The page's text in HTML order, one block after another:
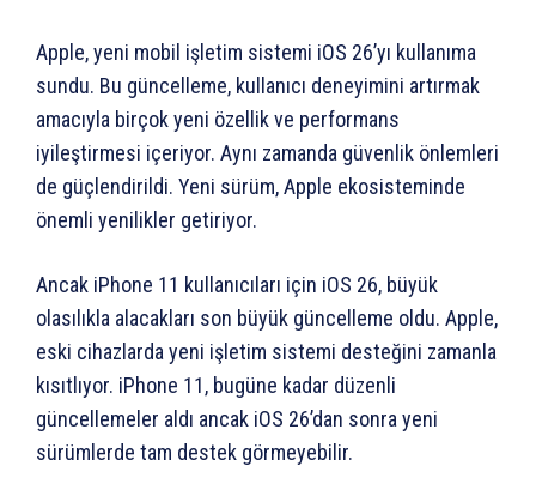
Apple, yeni mobil işletim sistemi iOS 26’yı kullanıma
sundu. Bu güncelleme, kullanıcı deneyimini artırmak
amacıyla birçok yeni özellik ve performans
iyileştirmesi içeriyor. Aynı zamanda güvenlik önlemleri
de güçlendirildi. Yeni sürüm, Apple ekosisteminde
önemli yenilikler getiriyor.
Ancak iPhone 11 kullanıcıları için iOS 26, büyük
olasılıkla alacakları son büyük güncelleme oldu. Apple,
eski cihazlarda yeni işletim sistemi desteğini zamanla
kısıtlıyor. iPhone 11, bugüne kadar düzenli
güncellemeler aldı ancak iOS 26’dan sonra yeni
sürümlerde tam destek görmeyebilir.